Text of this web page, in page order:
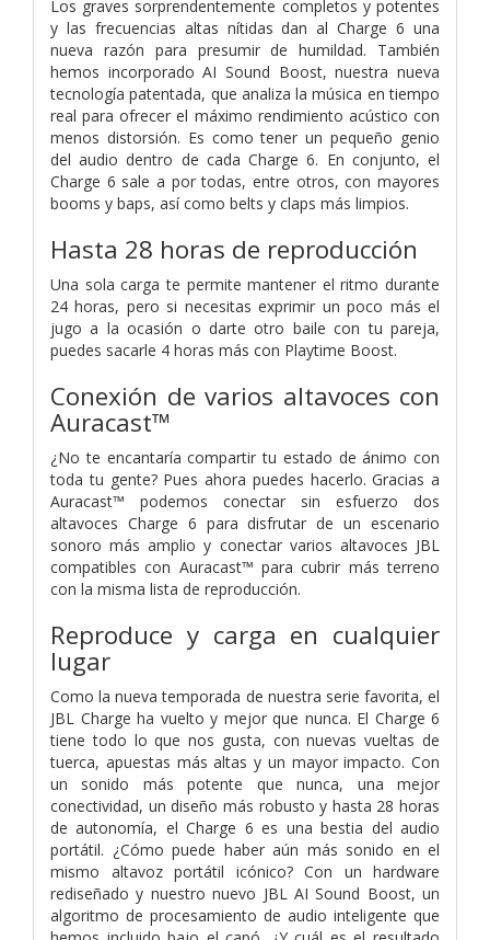
Los graves sorprendentemente completos y potentes
y las frecuencias altas nítidas dan al Charge 6 una
nueva razón para presumir de humildad. También
hemos incorporado AI Sound Boost, nuestra nueva
tecnología patentada, que analiza la música en tiempo
real para ofrecer el máximo rendimiento acústico con
menos distorsión. Es como tener un pequeño genio
del audio dentro de cada Charge 6. En conjunto, el
Charge 6 sale a por todas, entre otros, con mayores
booms y baps, así como belts y claps más limpios.
Hasta 28 horas de reproducción
Una sola carga te permite mantener el ritmo durante
24 horas, pero si necesitas exprimir un poco más el
jugo a la ocasión o darte otro baile con tu pareja,
puedes sacarle 4 horas más con Playtime Boost.
Conexión de varios altavoces con
Auracast™
¿No te encantaría compartir tu estado de ánimo con
toda tu gente? Pues ahora puedes hacerlo. Gracias a
Auracast™ podemos conectar sin esfuerzo dos
altavoces Charge 6 para disfrutar de un escenario
sonoro más amplio y conectar varios altavoces JBL
compatibles con Auracast™ para cubrir más terreno
con la misma lista de reproducción.
Reproduce y carga en cualquier
lugar
Como la nueva temporada de nuestra serie favorita, el
JBL Charge ha vuelto y mejor que nunca. El Charge 6
tiene todo lo que nos gusta, con nuevas vueltas de
tuerca, apuestas más altas y un mayor impacto. Con
un sonido más potente que nunca, una mejor
conectividad, un diseño más robusto y hasta 28 horas
de autonomía, el Charge 6 es una bestia del audio
portátil. ¿Cómo puede haber aún más sonido en el
mismo altavoz portátil icónico? Con un hardware
rediseñado y nuestro nuevo JBL AI Sound Boost, un
algoritmo de procesamiento de audio inteligente que